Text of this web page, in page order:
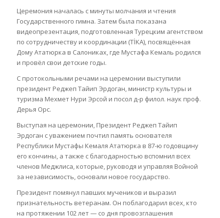
Церемония началась с минуты молчания и чтения
Государственного гимна. Затем была показана
видеопрезентация, подготовленная Турецким агентством
по сотрудничеству и координации (TİKA), посвящённая
Дому Ататюрка в Салониках, где Мустафа Кемаль родился
и провёл свои детские годы.
С протокольными речами на церемонии выступили
президент Реджеп Тайип Эрдоган, министр культуры и
туризма Мехмет Нури Эрсой и посол д-р филол. наук проф.
Дерья Орс.
Выступая на церемонии, Президент Реджеп Тайип
Эрдоган с уважением почтил память основателя
Республики Мустафы Кемаля Ататюрка в 87-ю годовщину
его кончины, а также с благодарностью вспомнил всех
членов Меджлиса, которые, руководя и управляя Войной
за независимость, основали новое государство.
Президент помянул павших мучеников и выразил
признательность ветеранам. Он поблагодарил всех, кто
на протяжении 102 лет — со дня провозглашения